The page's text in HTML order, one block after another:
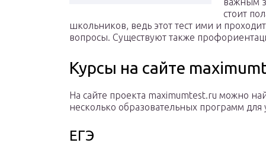
стоит
школьников, ведь этот тест ими и
вопросы. Существуют также
Курсы на сайте
На сайте проекта maximumtest.ru можно
несколько образовательных программ для
ЕГЭ